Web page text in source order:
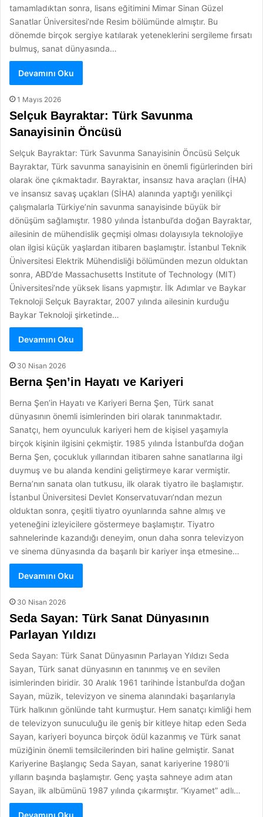
tamamladıktan sonra, lisans eğitimini Mimar Sinan Güzel
Sanatlar Üniversitesi’nde Resim bölümünde almıştır. Bu
dönemde birçok sergiye katılarak yeteneklerini sergileme fırsatı
bulmuş, sanat dünyasında…
Devamını Oku
1 Mayıs 2026
Selçuk Bayraktar: Türk Savunma
Sanayisinin Öncüsü
Selçuk Bayraktar: Türk Savunma Sanayisinin Öncüsü Selçuk
Bayraktar, Türk savunma sanayisinin en önemli figürlerinden biri
olarak öne çıkmaktadır. Bayraktar, insansız hava araçları (İHA)
ve insansız savaş uçakları (SİHA) alanında yaptığı yenilikçi
çalışmalarla Türkiye’nin savunma sanayisinde büyük bir
dönüşüm sağlamıştır. 1980 yılında İstanbul’da doğan Bayraktar,
ailesinin de mühendislik geçmişi olması dolayısıyla teknolojiye
olan ilgisi küçük yaşlardan itibaren başlamıştır. İstanbul Teknik
Üniversitesi Elektrik Mühendisliği bölümünden mezun olduktan
sonra, ABD’de Massachusetts Institute of Technology (MIT)
Üniversitesi’nde yüksek lisans yapmıştır. İlk Adımlar ve Baykar
Teknoloji Selçuk Bayraktar, 2007 yılında ailesinin kurduğu
Baykar Teknoloji şirketinde…
Devamını Oku
30 Nisan 2026
Berna Şen’in Hayatı ve Kariyeri
Berna Şen’in Hayatı ve Kariyeri Berna Şen, Türk sanat
dünyasının önemli isimlerinden biri olarak tanınmaktadır.
Sanatçı, hem oyunculuk kariyeri hem de kişisel yaşamıyla
birçok kişinin ilgisini çekmiştir. 1985 yılında İstanbul’da doğan
Berna Şen, çocukluk yıllarından itibaren sahne sanatlarına ilgi
duymuş ve bu alanda kendini geliştirmeye karar vermiştir.
Berna’nın sanata olan tutkusu, ilk olarak tiyatro ile başlamıştır.
İstanbul Üniversitesi Devlet Konservatuvarı’ndan mezun
olduktan sonra, çeşitli tiyatro oyunlarında sahne almış ve
yeteneğini izleyicilere göstermeye başlamıştır. Tiyatro
sahnelerinde kazandığı deneyim, onun daha sonra televizyon
ve sinema dünyasında da başarılı bir kariyer inşa etmesine…
Devamını Oku
30 Nisan 2026
Seda Sayan: Türk Sanat Dünyasının
Parlayan Yıldızı
Seda Sayan: Türk Sanat Dünyasının Parlayan Yıldızı Seda
Sayan, Türk sanat dünyasının en tanınmış ve en sevilen
isimlerinden biridir. 30 Aralık 1961 tarihinde İstanbul’da doğan
Sayan, müzik, televizyon ve sinema alanındaki başarılarıyla
Türk halkının gönlünde taht kurmuştur. Hem sanatçı kimliği hem
de televizyon sunuculuğu ile geniş bir kitleye hitap eden Seda
Sayan, kariyeri boyunca birçok ödül kazanmış ve Türk sanat
müziğinin önemli temsilcilerinden biri haline gelmiştir. Sanat
Kariyerine Başlangıç Seda Sayan, sanat kariyerine 1980’li
yılların başında başlamıştır. Genç yaşta sahneye adım atan
Sayan, ilk albümünü 1987 yılında çıkarmıştır. “Kıyamet” adlı…
Devamını Oku